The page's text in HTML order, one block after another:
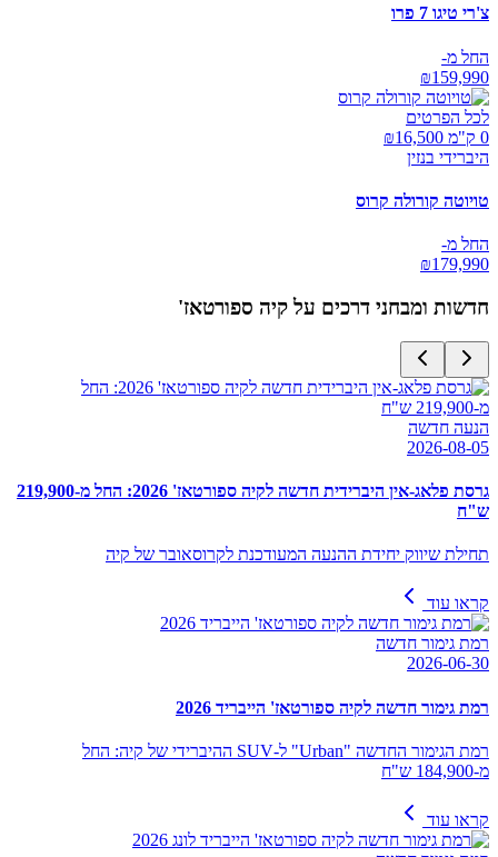
צ'רי טיגו 7 פרו
החל מ-
₪159,990
לכל הפרטים
0 ק"מ ₪
16,500
היברידי בנזין
טויוטה קורולה קרוס
החל מ-
₪179,990
חדשות ומבחני דרכים על קיה ספורטאז'
הנעה חדשה
2026-08-05
גרסת פלאג-אין היברידית חדשה לקיה ספורטאז' 2026: החל מ-219,900
ש"ח
תחילת שיווק יחידת ההנעה המעודכנת לקרוסאובר של קיה
קראו עוד
רמת גימור חדשה
2026-06-30
רמת גימור חדשה לקיה ספורטאז' הייבריד 2026
רמת הגימור החדשה "Urban" ל-SUV ההיברידי של קיה: החל
מ-184,900 ש"ח
קראו עוד